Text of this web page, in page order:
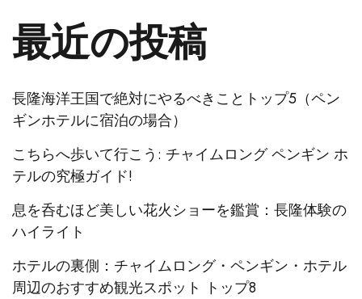
最近の投稿
長隆海洋王国で絶対にやるべきことトップ5（ペン
ギンホテルに宿泊の場合）
こちらへ歩いて行こう: チャイムロング ペンギン ホ
テルの究極ガイド!
息を呑むほど美しい花火ショーを鑑賞：長隆体験の
ハイライト
ホテルの裏側：チャイムロング・ペンギン・ホテル
周辺のおすすめ観光スポット トップ8